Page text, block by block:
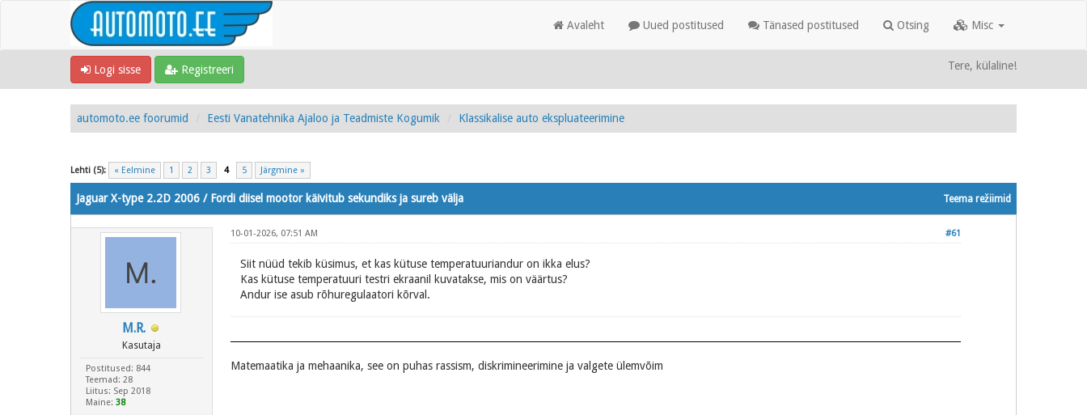
Avaleht Uued postitused Tänased postitused Otsing Misc
Logi sisse Registreeri Tere, külaline!
automoto.ee foorumid Eesti Vanatehnika Ajaloo ja Teadmiste Kogumik Klassikalise auto ekspluateerimine
Lehti (5): « Eelmine 1 2 3 4 5 Järgmine »
Teema režiimid
Jaguar X-type 2.2D 2006 / Fordi diisel mootor käivitub sekundiks ja sureb välja
M.R.
Kasutaja
Postitused: 844
Teemad: 28
Liitus: Sep 2018
Maine: 38
#61
10-01-2026, 07:51 AM
Siit nüüd tekib küsimus, et kas kütuse temperatuuriandur on ikka elus?
Kas kütuse temperatuuri testri ekraanil kuvatakse, mis on väärtus?
Andur ise asub rõhuregulaatori kõrval.
Matemaatika ja mehaanika, see on puhas rassism, diskrimineerimine ja valgete ülemvõim